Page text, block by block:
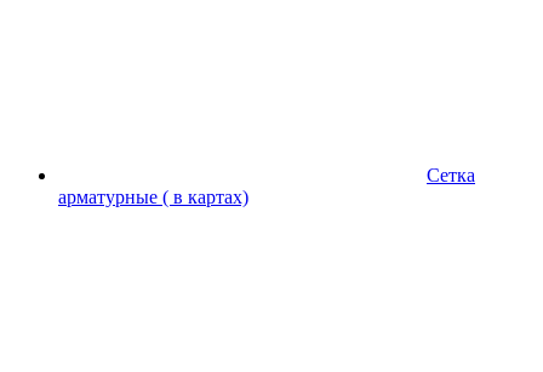
Сетка
арматурные ( в картах)